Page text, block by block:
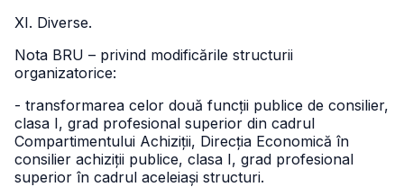
XI. Diverse.
Nota BRU – privind modificările structurii
organizatorice:
- transformarea celor două funcții publice de consilier,
clasa I, grad profesional superior din cadrul
Compartimentului Achiziții, Direcția Economică în
consilier achiziții publice, clasa I, grad profesional
superior în cadrul aceleiași structuri.